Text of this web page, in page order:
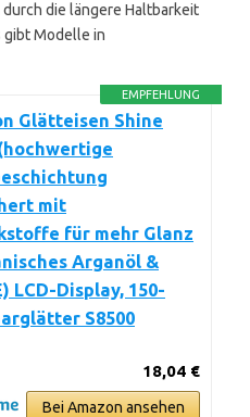
die längere Haltbarkeit
gibt Modelle in
EMPFEHLUNG
Glätteisen Shine
mit
für mehr Glanz
Arganöl &
LCD-Display, 150-
S8500
18,04 €
Bei Amazon ansehen